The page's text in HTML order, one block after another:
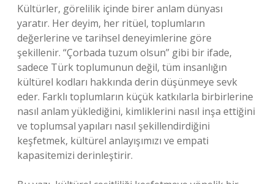
Kültürler, görelilik içinde birer anlam dünyası
yaratır. Her deyim, her ritüel, toplumların
değerlerine ve tarihsel deneyimlerine göre
şekillenir. “Çorbada tuzum olsun” gibi bir ifade,
sadece Türk toplumunun değil, tüm insanlığın
kültürel kodları hakkında derin düşünmeye sevk
eder. Farklı toplumların küçük katkılarla birbirlerine
nasıl anlam yüklediğini, kimliklerini nasıl inşa ettiğini
ve toplumsal yapıları nasıl şekillendirdiğini
keşfetmek, kültürel anlayışımızı ve empati
kapasitemizi derinleştirir.